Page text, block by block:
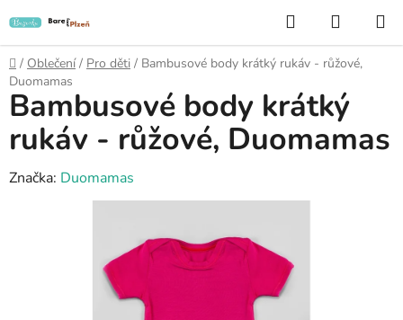
na
obsah
Hledat
KOŠÍK
Domů
/ Oblečení / Pro děti / Bambusové body krátký rukáv - růžové,
Duomamas
Bambusové body krátký
rukáv - růžové, Duomamas
Značka: Duomamas